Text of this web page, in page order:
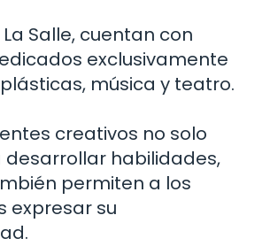
La Salle, cuentan con
exclusivamente
música y teatro.
creativos no solo
desarrollar habilidades,
permiten a los
expresar su